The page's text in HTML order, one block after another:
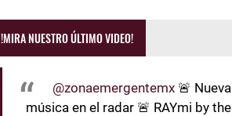
!MIRA NUESTRO ÚLTIMO VIDEO!
@zonaemergentemx 🚨 Nueva
música en el radar 🚨 RAYmi by the